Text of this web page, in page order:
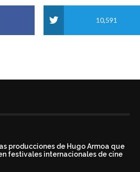
10,591
producciones de Hugo Armoa que
festivales internacionales de cine